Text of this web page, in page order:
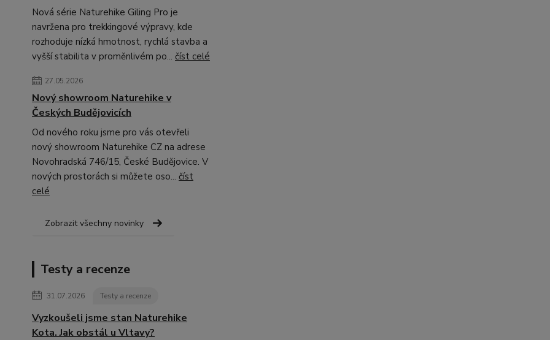
Nová série Naturehike Giling Pro je
navržena pro trekkingové výpravy, kde
rozhoduje nízká hmotnost, rychlá stavba a
vyšší stabilita v proměnlivém po... číst celé
27.05.2026
Nový showroom Naturehike v
Českých Budějovicích
Od nového roku jsme pro vás otevřeli
nový showroom Naturehike CZ na adrese
Novohradská 746/15, České Budějovice. V
nových prostorách si můžete oso... číst
celé
Zobrazit všechny novinky
Testy a recenze
31.07.2026 Testy a recenze
Vyzkoušeli jsme stan Naturehike
Kota. Jak obstál u Vltavy?